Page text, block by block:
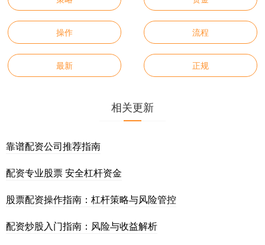
操作 流程
最新 正规
相关更新
靠谱配资公司推荐指南
配资专业股票 安全杠杆资金
股票配资操作指南：杠杆策略与风险管控
配资炒股入门指南：风险与收益解析